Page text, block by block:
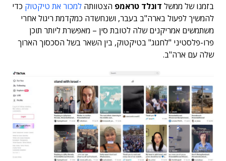
בזמנו של ממשל דונלד טראמפ הצטוותה למכור את טיקטוק כדי
להמשיך לפעול בארה"ב בעבר, ושנחשדה כמקדמת ריגול אחרי
משתמשים אמריקנים שלה לטובת סין – מאפשרת ליותר תוכן
פרו-פלסטיני "לחגוג" בטיקטוק, בין השאר בשל הסכסוך הארוך
שלה עם ארה"ב.